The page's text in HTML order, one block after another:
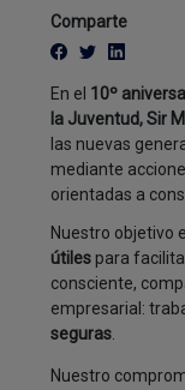
Comparte
En el 10º
la Juventud, Sir
las nuevas
mediante
orientadas a
Nuestro objetivo
útiles para
consciente,
empresarial:
seguras
Nuestro